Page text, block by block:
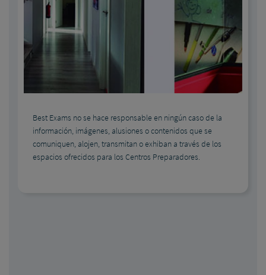
Best Exams no se hace responsable en ningún caso de la
información, imágenes, alusiones o contenidos que se
comuniquen, alojen, transmitan o exhiban a través de los
espacios ofrecidos para los Centros Preparadores.